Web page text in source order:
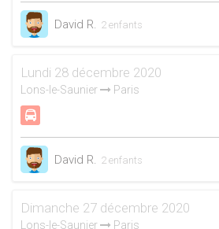
David R. 2 enfants
Lundi 28 décembre 2020
Lons-le-Saunier Paris
David R. 2 enfants
Dimanche 27 décembre 2020
Lons-le-Saunier Paris